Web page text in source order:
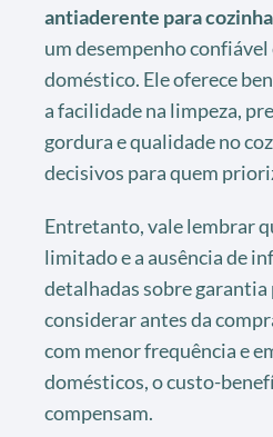
antiaderente para
um desempenho
doméstico. Ele oferece
a facilidade na limpeza,
gordura e qualidade no
decisivos para quem
Entretanto, vale lembrar
limitado e a ausência de
detalhadas sobre garantia
considerar antes da
com menor frequência e
domésticos, o custo-
compensam.